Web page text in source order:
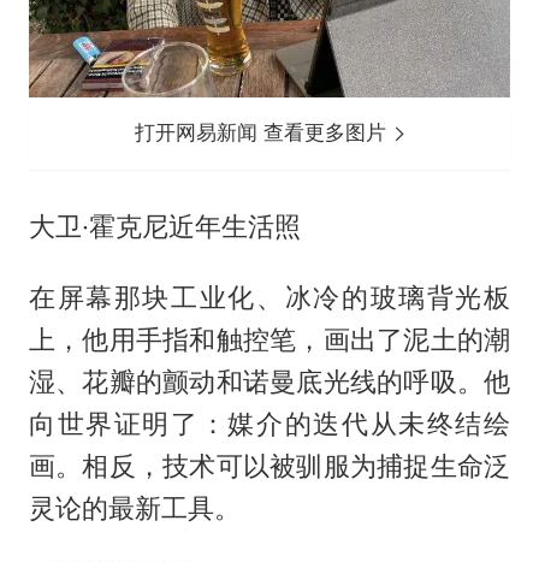
打开网易新闻 查看更多图片
大卫·霍克尼近年生活照
在屏幕那块工业化、冰冷的玻璃背光板
上，他用手指和触控笔，画出了泥土的潮
湿、花瓣的颤动和诺曼底光线的呼吸。他
向世界证明了：媒介的迭代从未终结绘
画。相反，技术可以被驯服为捕捉生命泛
灵论的最新工具。